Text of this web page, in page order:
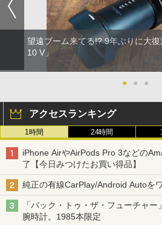
望遠ブーム来てる!? 9年ぶりに大
10 V」
● ● ●
アクセスランキング
1時間 24時間
iPhone AirやAirPods Pro 3などの
了【今日みつけたお買い得品】
純正の有線CarPlay/Android Autoを
「バック・トゥ・ザ・フューチャ
腕時計。1985本限定